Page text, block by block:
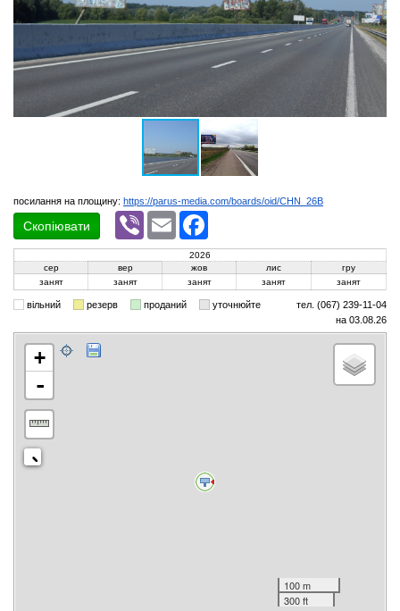
посилання на площину: https://parus-media.com/boards/oid/CHN_26B
Скопіювати
Viber Email
2026
сер
вер жов лис
гру
занят
занят занят занят занят
вільний резерв проданий уточнюйте
тел. (067) 239-11-04
на 03.08.26
+
-
100 m
300 ft